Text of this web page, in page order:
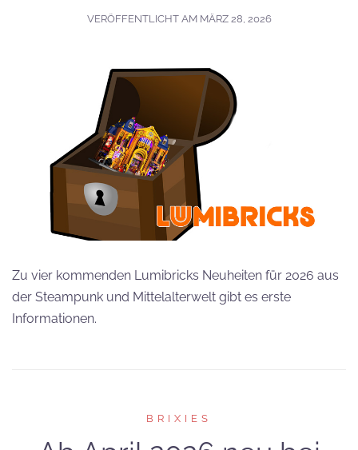
VERÖFFENTLICHT AM MÄRZ 28, 2026
Zu vier kommenden Lumibricks Neuheiten für 2026 aus
der Steampunk und Mittelalterwelt gibt es erste
Informationen.
BRIXIES